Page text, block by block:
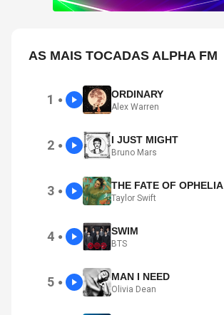
AS MAIS TOCADAS ALPHA FM
1 ● ORDINARY
Alex Warren
2 ● I JUST MIGHT
Bruno Mars
3 ● THE FATE OF OPHELIA
Taylor Swift
4 ● SWIM
BTS
5 ● MAN I NEED
Olivia Dean